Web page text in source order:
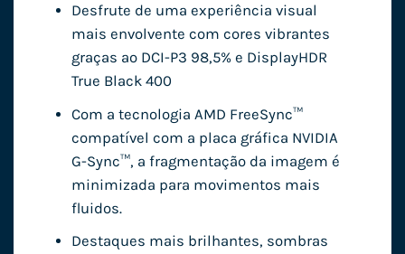
Desfrute de uma experiência visual
mais envolvente com cores vibrantes
graças ao DCI-P3 98,5% e DisplayHDR
True Black 400
Com a tecnologia AMD FreeSync™
compatível com a placa gráfica NVIDIA
G-Sync™, a fragmentação da imagem é
minimizada para movimentos mais
fluidos.
Destaques mais brilhantes, sombras